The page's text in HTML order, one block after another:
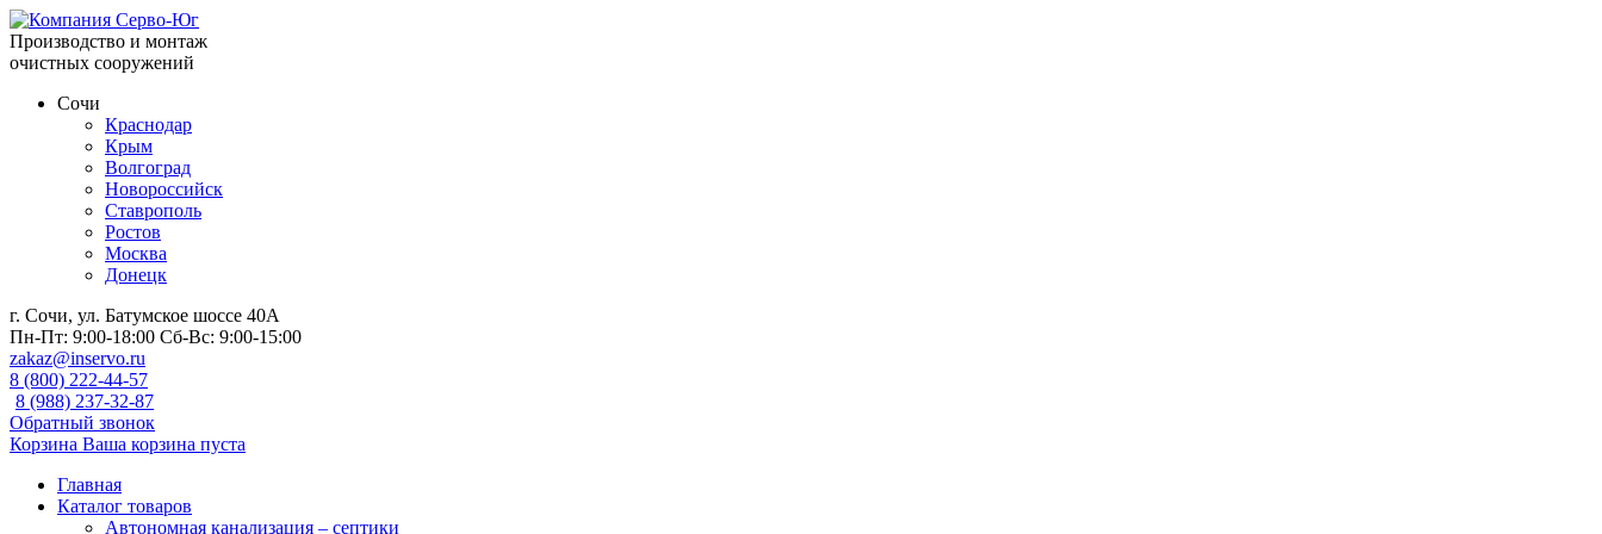
Производство и монтаж
очистных сооружений
Сочи
Краснодар
Крым
Волгоград
Новороссийск
Ставрополь
Ростов
Москва
Донецк
г. Сочи, ул. Батумское шоссе 40А
Пн-Пт: 9:00-18:00 Сб-Вс: 9:00-15:00
zakaz@inservo.ru
8 (800) 222-44-57
8 (988) 237-32-87
Обратный звонок
Корзина Ваша корзина пуста
Главная
Каталог товаров
Автономная канализация – септики